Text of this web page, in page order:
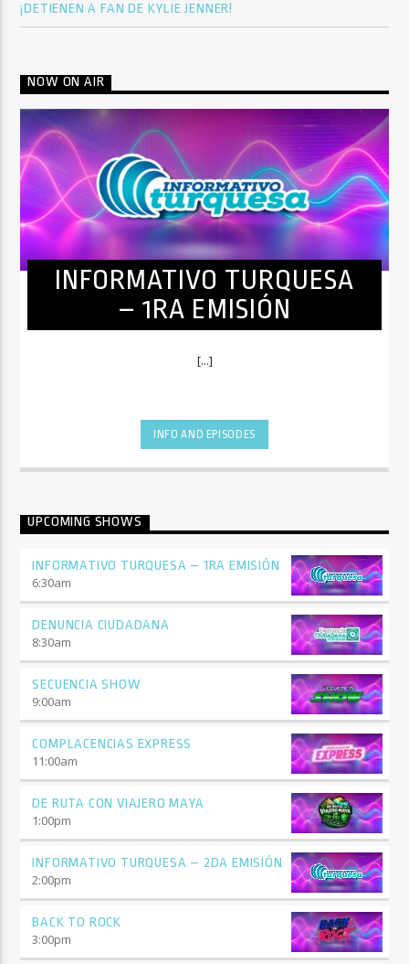
¡DETIENEN A FAN DE KYLIE JENNER!
NOW ON AIR
INFORMATIVO TURQUESA
– 1RA EMISIÓN
[...]
INFO AND EPISODES
UPCOMING SHOWS
INFORMATIVO TURQUESA – 1RA EMISIÓN
6:30am
DENUNCIA CIUDADANA
8:30am
SECUENCIA SHOW
9:00am
COMPLACENCIAS EXPRESS
11:00am
DE RUTA CON VIAJERO MAYA
1:00pm
INFORMATIVO TURQUESA – 2DA EMISIÓN
2:00pm
BACK TO ROCK
3:00pm